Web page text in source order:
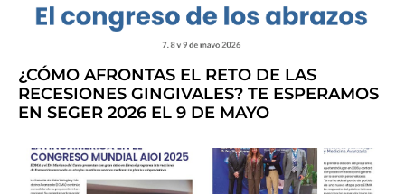
¿CÓMO AFRONTAS EL RETO DE LAS
RECESIONES GINGIVALES? TE ESPERAMOS
EN SEGER 2026 EL 9 DE MAYO